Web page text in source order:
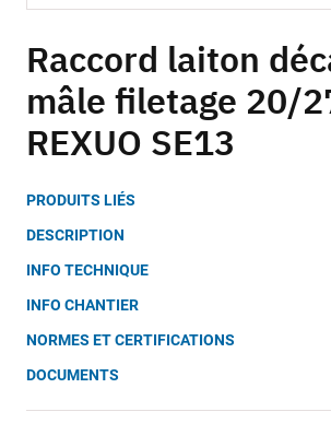
to
the
beginning
of
the
gallery
Raccord laiton
mâle filetage 20/
REXUO SE13
PRODUITS LIÉS
DESCRIPTION
INFO TECHNIQUE
INFO CHANTIER
NORMES ET CERTIFICATIONS
DOCUMENTS